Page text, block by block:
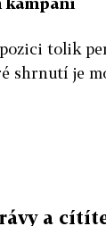
tolik
shrnutí je
a